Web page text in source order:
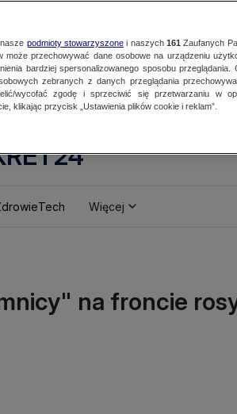
Tech Więcej
na froncie
podmioty stowarzyszonei naszych 161 Zaufanych
może przechowywać dane osobowe na urządzeniu
bardziej spersonalizowanego sposobu przeglądania.
zebranych z danych przeglądania
wycofać zgodę i sprzeciwić się przetwarzaniu w
klikając przycisk „Ustawienia plików cookie i reklam”.